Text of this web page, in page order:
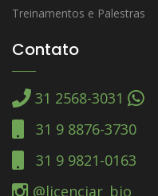
Treinamentos e Palestras
Contato
31 2568-3031
31 9 8876-3730
31 9 9821-0163
@licenciar_bio